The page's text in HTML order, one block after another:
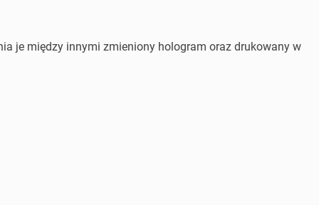
je między innymi zmieniony hologram oraz drukowany w